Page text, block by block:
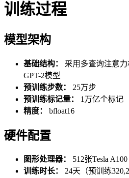
训练过程
模型架构
基础结构：
采用多查询注意
GPT-2模型
预训练步数：
25万步
预训练标记量：
1万亿个标记
精度：
bfloat16
硬件配置
图形处理器：
512张Tesla A100
训练时长：
24天（预训练